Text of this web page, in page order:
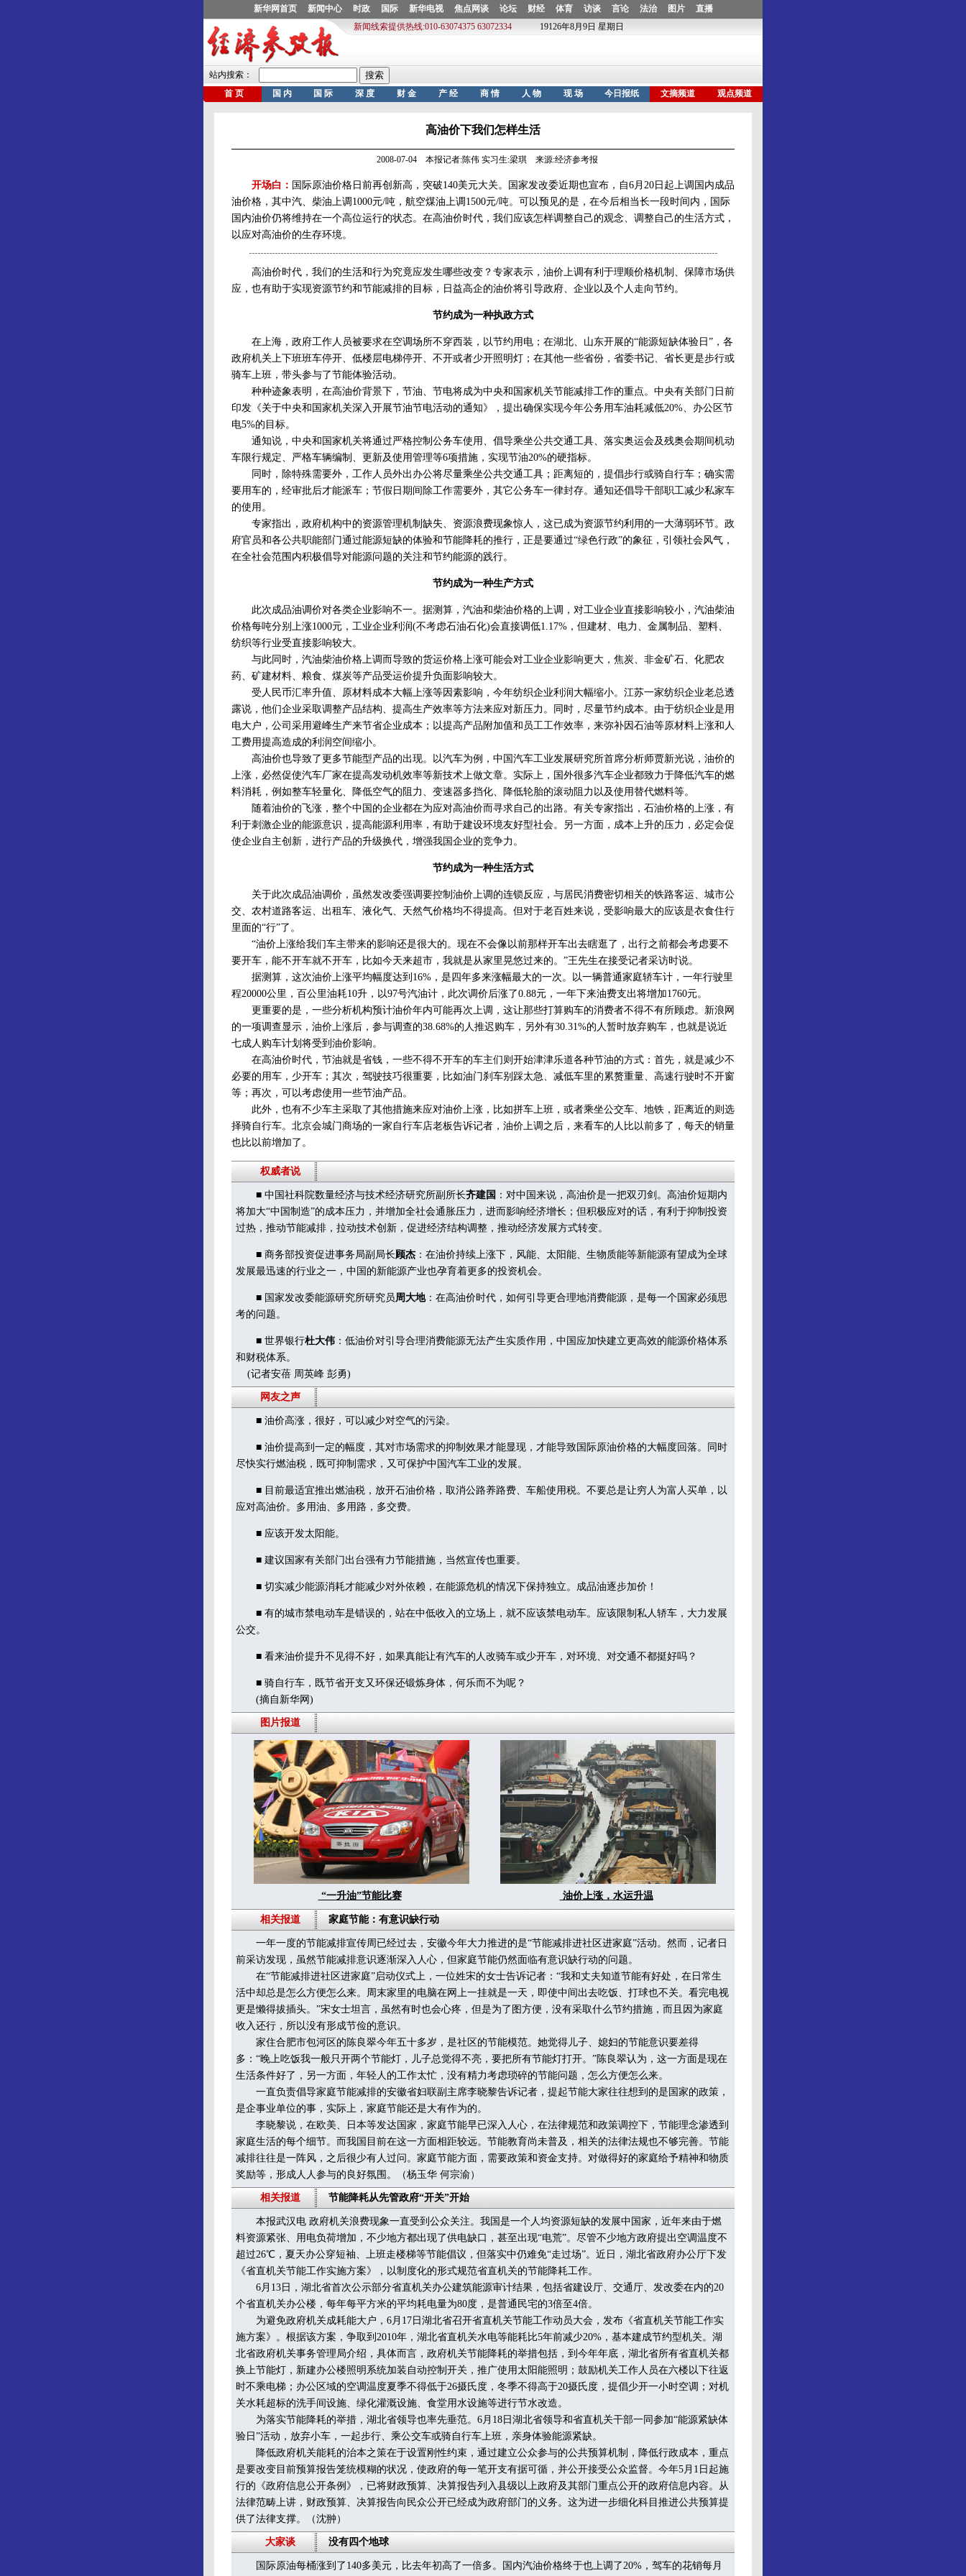
高油价下我们怎样生活
2008-07-04 本报记者:陈伟 实习生:梁琪 来源:经济参考报
开场白： 国际原油价格日前再创新高，突破140美元大关。国家发改委近期也宣布，自6月20日起上调国内成品
油价格，其中汽、柴油上调1000元/吨，航空煤油上调1500元/吨。可以预见的是，在今后相当长一段时间内，国际
国内油价仍将维持在一个高位运行的状态。在高油价时代，我们应该怎样调整自己的观念、调整自己的生活方式，
以应对高油价的生存环境。
高油价时代，我们的生活和行为究竟应发生哪些改变？专家表示，油价上调有利于理顺价格机制、保障市场供
应，也有助于实现资源节约和节能减排的目标，日益高企的油价将引导政府、企业以及个人走向节约。
节约成为一种执政方式
在上海，政府工作人员被要求在空调场所不穿西装，以节约用电；在湖北、山东开展的“能源短缺体验日”，各
政府机关上下班班车停开、低楼层电梯停开、不开或者少开照明灯；在其他一些省份，省委书记、省长更是步行或
骑车上班，带头参与了节能体验活动。
种种迹象表明，在高油价背景下，节油、节电将成为中央和国家机关节能减排工作的重点。中央有关部门日前
印发《关于中央和国家机关深入开展节油节电活动的通知》，提出确保实现今年公务用车油耗减低20%、办公区节
电5%的目标。
通知说，中央和国家机关将通过严格控制公务车使用、倡导乘坐公共交通工具、落实奥运会及残奥会期间机动
车限行规定、严格车辆编制、更新及使用管理等6项措施，实现节油20%的硬指标。
同时，除特殊需要外，工作人员外出办公将尽量乘坐公共交通工具；距离短的，提倡步行或骑自行车；确实需
要用车的，经审批后才能派车；节假日期间除工作需要外，其它公务车一律封存。通知还倡导干部职工减少私家车
的使用。
专家指出，政府机构中的资源管理机制缺失、资源浪费现象惊人，这已成为资源节约利用的一大薄弱环节。政
府官员和各公共职能部门通过能源短缺的体验和节能降耗的推行，正是要通过“绿色行政”的象征，引领社会风气，
在全社会范围内积极倡导对能源问题的关注和节约能源的践行。
节约成为一种生产方式
此次成品油调价对各类企业影响不一。据测算，汽油和柴油价格的上调，对工业企业直接影响较小，汽油柴油
价格每吨分别上涨1000元，工业企业利润(不考虑石油石化)会直接调低1.17%，但建材、电力、金属制品、塑料、
纺织等行业受直接影响较大。
与此同时，汽油柴油价格上调而导致的货运价格上涨可能会对工业企业影响更大，焦炭、非金矿石、化肥农
药、矿建材料、粮食、煤炭等产品受运价提升负面影响较大。
受人民币汇率升值、原材料成本大幅上涨等因素影响，今年纺织企业利润大幅缩小。江苏一家纺织企业老总透
露说，他们企业采取调整产品结构、提高生产效率等方法来应对新压力。同时，尽量节约成本。由于纺织企业是用
电大户，公司采用避峰生产来节省企业成本；以提高产品附加值和员工工作效率，来弥补因石油等原材料上涨和人
工费用提高造成的利润空间缩小。
高油价也导致了更多节能型产品的出现。以汽车为例，中国汽车工业发展研究所首席分析师贾新光说，油价的
上涨，必然促使汽车厂家在提高发动机效率等新技术上做文章。实际上，国外很多汽车企业都致力于降低汽车的燃
料消耗，例如整车轻量化、降低空气的阻力、变速器多挡化、降低轮胎的滚动阻力以及使用替代燃料等。
随着油价的飞涨，整个中国的企业都在为应对高油价而寻求自己的出路。有关专家指出，石油价格的上涨，有
利于刺激企业的能源意识，提高能源利用率，有助于建设环境友好型社会。另一方面，成本上升的压力，必定会促
使企业自主创新，进行产品的升级换代，增强我国企业的竞争力。
节约成为一种生活方式
关于此次成品油调价，虽然发改委强调要控制油价上调的连锁反应，与居民消费密切相关的铁路客运、城市公
交、农村道路客运、出租车、液化气、天然气价格均不得提高。但对于老百姓来说，受影响最大的应该是衣食住行
里面的“行”了。
“油价上涨给我们车主带来的影响还是很大的。现在不会像以前那样开车出去瞎逛了，出行之前都会考虑要不
要开车，能不开车就不开车，比如今天来超市，我就是从家里晃悠过来的。”王先生在接受记者采访时说。
据测算，这次油价上涨平均幅度达到16%，是四年多来涨幅最大的一次。以一辆普通家庭轿车计，一年行驶里
程20000公里，百公里油耗10升，以97号汽油计，此次调价后涨了0.88元，一年下来油费支出将增加1760元。
更重要的是，一些分析机构预计油价年内可能再次上调，这让那些打算购车的消费者不得不有所顾虑。新浪网
的一项调查显示，油价上涨后，参与调查的38.68%的人推迟购车，另外有30.31%的人暂时放弃购车，也就是说近
七成人购车计划将受到油价影响。
在高油价时代，节油就是省钱，一些不得不开车的车主们则开始津津乐道各种节油的方式：首先，就是减少不
必要的用车，少开车；其次，驾驶技巧很重要，比如油门刹车别踩太急、减低车里的累赘重量、高速行驶时不开窗
等；再次，可以考虑使用一些节油产品。
此外，也有不少车主采取了其他措施来应对油价上涨，比如拼车上班，或者乘坐公交车、地铁，距离近的则选
择骑自行车。北京会城门商场的一家自行车店老板告诉记者，油价上调之后，来看车的人比以前多了，每天的销量
也比以前增加了。
权威者说
■ 中国社科院数量经济与技术经济研究所副所长齐建国 ：对中国来说，高油价是一把双刃剑。高油价短期内
将加大“中国制造”的成本压力，并增加全社会通胀压力，进而影响经济增长；但积极应对的话，有利于抑制投资
过热，推动节能减排，拉动技术创新，促进经济结构调整，推动经济发展方式转变。
■ 商务部投资促进事务局副局长顾杰 ：在油价持续上涨下，风能、太阳能、生物质能等新能源有望成为全球
发展最迅速的行业之一，中国的新能源产业也孕育着更多的投资机会。
■ 国家发改委能源研究所研究员周大地：在高油价时代，如何引导更合理地消费能源，是每一个国家必须思
考的问题。
■ 世界银行杜大伟 ：低油价对引导合理消费能源无法产生实质作用，中国应加快建立更高效的能源价格体系
和财税体系。
(记者安蓓 周英峰 彭勇)
网友之声
■ 油价高涨，很好，可以减少对空气的污染。
■ 油价提高到一定的幅度，其对市场需求的抑制效果才能显现，才能导致国际原油价格的大幅度回落。同时
尽快实行燃油税，既可抑制需求，又可保护中国汽车工业的发展。
■ 目前最适宜推出燃油税，放开石油价格，取消公路养路费、车船使用税。不要总是让穷人为富人买单，以
应对高油价。多用油、多用路，多交费。
■ 应该开发太阳能。
■ 建议国家有关部门出台强有力节能措施，当然宣传也重要。
■ 切实减少能源消耗才能减少对外依赖，在能源危机的情况下保持独立。成品油逐步加价！
■ 有的城市禁电动车是错误的，站在中低收入的立场上，就不应该禁电动车。应该限制私人轿车，大力发展
公交。
■ 看来油价提升不见得不好，如果真能让有汽车的人改骑车或少开车，对环境、对交通不都挺好吗？
■ 骑自行车，既节省开支又环保还锻炼身体，何乐而不为呢？
(摘自新华网)
图片报道
“一升油”节能比赛 油价上涨，水运升温
相关报道 家庭节能：有意识缺行动
一年一度的节能减排宣传周已经过去，安徽今年大力推进的是“节能减排进社区进家庭”活动。然而，记者日
前采访发现，虽然节能减排意识逐渐深入人心，但家庭节能仍然面临有意识缺行动的问题。
在“节能减排进社区进家庭”启动仪式上，一位姓宋的女士告诉记者：“我和丈夫知道节能有好处，在日常生
活中却总是怎么方便怎么来。周末家里的电脑在网上一挂就是一天，即使中间出去吃饭、打球也不关。看完电视
更是懒得拔插头。”宋女士坦言，虽然有时也会心疼，但是为了图方便，没有采取什么节约措施，而且因为家庭
收入还行，所以没有形成节俭的意识。
家住合肥市包河区的陈良翠今年五十多岁，是社区的节能模范。她觉得儿子、媳妇的节能意识要差得
多：“晚上吃饭我一般只开两个节能灯，儿子总觉得不亮，要把所有节能灯打开。”陈良翠认为，这一方面是现在
生活条件好了，另一方面，年轻人的工作太忙，没有精力考虑琐碎的节能问题，怎么方便怎么来。
一直负责倡导家庭节能减排的安徽省妇联副主席李晓黎告诉记者，提起节能大家往往想到的是国家的政策，
是企事业单位的事，实际上，家庭节能还是大有作为的。
李晓黎说，在欧美、日本等发达国家，家庭节能早已深入人心，在法律规范和政策调控下，节能理念渗透到
家庭生活的每个细节。而我国目前在这一方面相距较远。节能教育尚未普及，相关的法律法规也不够完善。节能
减排往往是一阵风，之后很少有人过问。家庭节能方面，需要政策和资金支持。对做得好的家庭给予精神和物质
奖励等，形成人人参与的良好氛围。（杨玉华 何宗渝）
相关报道 节能降耗从先管政府“开关”开始
本报武汉电 政府机关浪费现象一直受到公众关注。我国是一个人均资源短缺的发展中国家，近年来由于燃
料资源紧张、用电负荷增加，不少地方都出现了供电缺口，甚至出现“电荒”。尽管不少地方政府提出空调温度不
超过26℃，夏天办公穿短袖、上班走楼梯等节能倡议，但落实中仍难免“走过场”。近日，湖北省政府办公厅下发
《省直机关节能工作实施方案》，以制度化的形式规范省直机关的节能降耗工作。
6月13日，湖北省首次公示部分省直机关办公建筑能源审计结果，包括省建设厅、交通厅、发改委在内的20
个省直机关办公楼，每年每平方米的平均耗电量为80度，是普通民宅的3倍至4倍。
为避免政府机关成耗能大户，6月17日湖北省召开省直机关节能工作动员大会，发布《省直机关节能工作实
施方案》。根据该方案，争取到2010年，湖北省直机关水电等能耗比5年前减少20%，基本建成节约型机关。湖
北省政府机关事务管理局介绍，具体而言，政府机关节能降耗的举措包括，到今年年底，湖北省所有省直机关都
换上节能灯，新建办公楼照明系统加装自动控制开关，推广使用太阳能照明；鼓励机关工作人员在六楼以下往返
时不乘电梯；办公区域的空调温度夏季不得低于26摄氏度，冬季不得高于20摄氏度，提倡少开一小时空调；对机
关水耗超标的洗手间设施、绿化灌溉设施、食堂用水设施等进行节水改造。
为落实节能降耗的举措，湖北省领导也率先垂范。6月18日湖北省领导和省直机关干部一同参加“能源紧缺体
验日”活动，放弃小车，一起步行、乘公交车或骑自行车上班，亲身体验能源紧缺。
降低政府机关能耗的治本之策在于设置刚性约束，通过建立公众参与的公共预算机制，降低行政成本，重点
是要改变目前预算报告笼统模糊的状况，使政府的每一笔开支有据可循，并公开接受公众监督。今年5月1日起施
行的《政府信息公开条例》，已将财政预算、决算报告列入县级以上政府及其部门重点公开的政府信息内容。从
法律范畴上讲，财政预算、决算报告向民众公开已经成为政府部门的义务。这为进一步细化科目推进公共预算提
供了法律支撑。（沈翀）
大家谈 没有四个地球
国际原油每桶涨到了140多美元，比去年初高了一倍多。国内汽油价格终于也上调了20%，驾车的花销每月